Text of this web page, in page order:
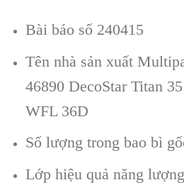
Bài báo số 240415
Tên nhà sản xuất
46890 DecoStar Titan
WFL 36D
Số lượng trong bao bì
Lớp hiệu quả năng